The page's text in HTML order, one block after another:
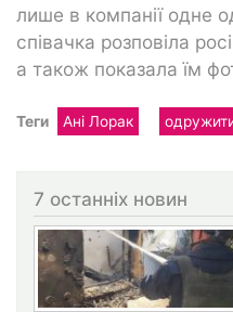
лише в компанії одне
співачка розповіла
а також показала їм
Теги Ані Лорак
7 останніх новин